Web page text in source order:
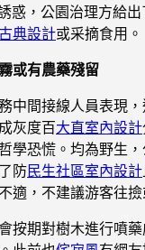
惑，公園治理方給出
典設計或采摘食用。
或有農藥殘留
中間接線人員表現
灰度百大直室內設計
學恐慌。均為野生
防民生社區室內設計
適，不建議游客往撿
按期對樹木進行噴